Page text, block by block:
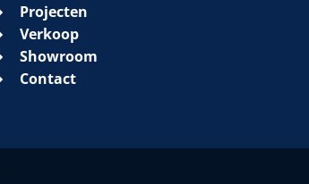
Projecten
Verkoop
Showroom
Contact